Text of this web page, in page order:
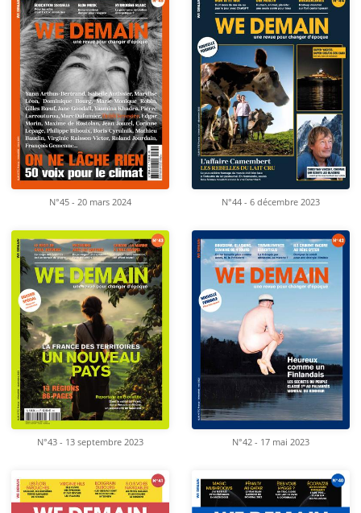
N°45 - 20 mars 2024 N°44 - 6 décembre 2023
N°43 - 13 septembre 2023 N°42 - 17 mai 2023